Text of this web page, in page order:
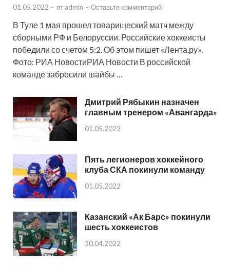
01.05.2022 - от admin - Оставьте комментарий
В Туле 1 мая прошел товарищеский матч между
сборными РФ и Белоруссии. Российские хоккеисты
победили со счетом 5:2. Об этом пишет «Лента.ру».
Фото: РИА НовостиРИА Новости В российской
команде забросили шайбы …
Дмитрий Рябыкин назначен
главным тренером «Авангарда»
01.05.2022
Пять легионеров хоккейного
клуба СКА покинули команду
01.05.2022
Казанский «Ак Барс» покинули
шесть хоккеистов
30.04.2022